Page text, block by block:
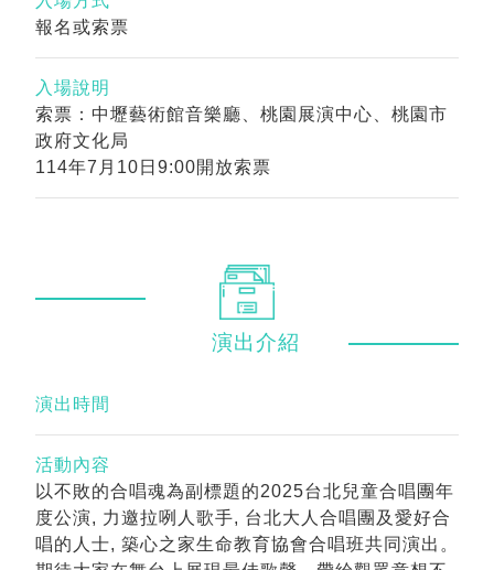
報名或索票
入場說明
索票：中壢藝術館音樂廳、桃園展演中心、桃園市
政府文化局
114年7月10日9:00開放索票
演出介紹
演出時間
活動內容
以不敗的合唱魂為副標題的2025台北兒童合唱團年
度公演, 力邀拉咧人歌手, 台北大人合唱團及愛好合
唱的人士, 築心之家生命教育協會合唱班共同演出。